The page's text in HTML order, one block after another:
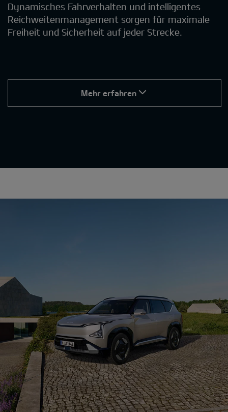
Dynamisches Fahrverhalten und intelligentes
Reichweitenmanagement sorgen für maximale
Freiheit und Sicherheit auf jeder Strecke.
Mehr erfahren